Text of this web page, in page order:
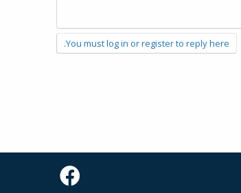
You must log in or register to reply here.